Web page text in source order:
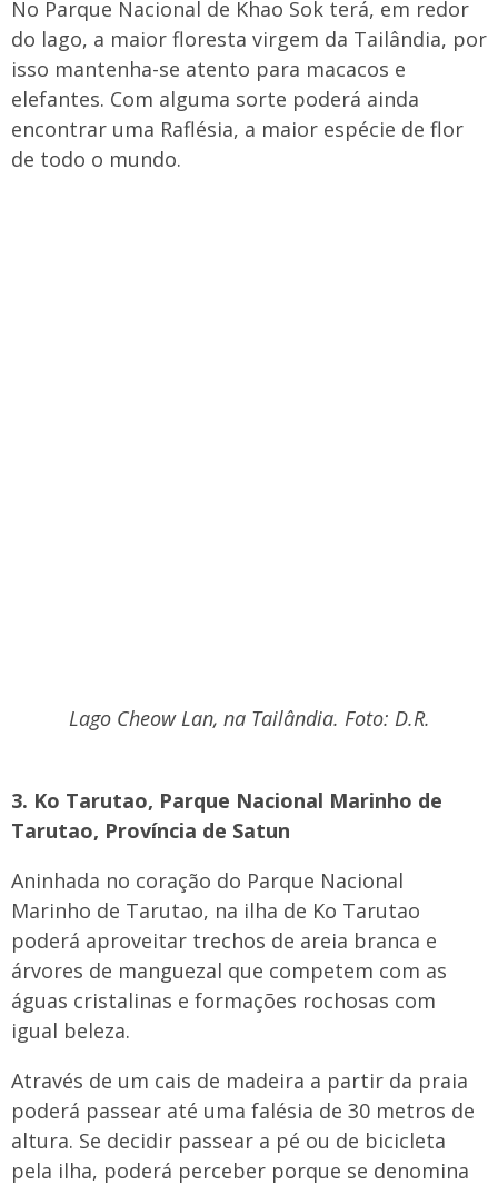
No Parque Nacional de Khao Sok terá, em redor
do lago, a maior floresta virgem da Tailândia, por
isso mantenha-se atento para macacos e
elefantes. Com alguma sorte poderá ainda
encontrar uma Raflésia, a maior espécie de flor
de todo o mundo.
Lago Cheow Lan, na Tailândia. Foto: D.R.
3. Ko Tarutao, Parque Nacional Marinho de
Tarutao, Província de Satun
Aninhada no coração do Parque Nacional
Marinho de Tarutao, na ilha de Ko Tarutao
poderá aproveitar trechos de areia branca e
árvores de manguezal que competem com as
águas cristalinas e formações rochosas com
igual beleza.
Através de um cais de madeira a partir da praia
poderá passear até uma falésia de 30 metros de
altura. Se decidir passear a pé ou de bicicleta
pela ilha, poderá perceber porque se denomina